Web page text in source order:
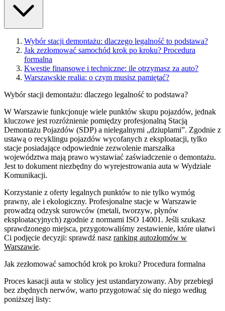
Wybór stacji demontażu: dlaczego legalność to podstawa?
Jak zezłomować samochód krok po kroku? Procedura
formalna
Kwestie finansowe i techniczne: ile otrzymasz za auto?
Warszawskie realia: o czym musisz pamiętać?
Wybór stacji demontażu: dlaczego legalność to podstawa?
W Warszawie funkcjonuje wiele punktów skupu pojazdów, jednak
kluczowe jest rozróżnienie pomiędzy profesjonalną Stacją
Demontażu Pojazdów (SDP) a nielegalnymi „dziuplami”. Zgodnie z
ustawą o recyklingu pojazdów wycofanych z eksploatacji, tylko
stacje posiadające odpowiednie zezwolenie marszałka
województwa mają prawo wystawiać zaświadczenie o demontażu.
Jest to dokument niezbędny do wyrejestrowania auta w Wydziale
Komunikacji.
Korzystanie z oferty legalnych punktów to nie tylko wymóg
prawny, ale i ekologiczny. Profesjonalne stacje w Warszawie
prowadzą odzysk surowców (metali, tworzyw, płynów
eksploatacyjnych) zgodnie z normami ISO 14001. Jeśli szukasz
sprawdzonego miejsca, przygotowaliśmy zestawienie, które ułatwi
Ci podjęcie decyzji: sprawdź nasz ranking autozłomów w
Warszawie.
Jak zezłomować samochód krok po kroku? Procedura formalna
Proces kasacji auta w stolicy jest ustandaryzowany. Aby przebiegł
bez zbędnych nerwów, warto przygotować się do niego według
poniższej listy: